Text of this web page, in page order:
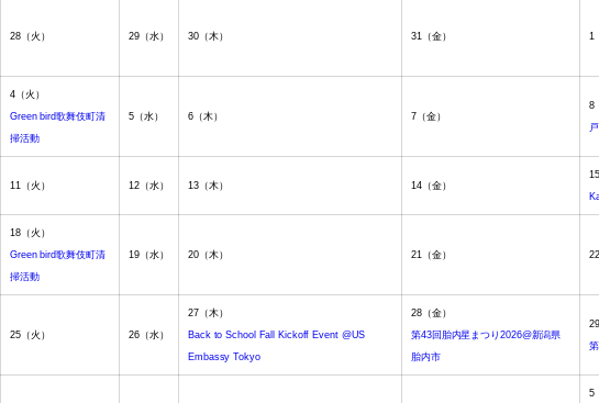
28（火） 29（水） 30（木） 31（金） 1
4（火）
Green bird歌舞伎町清
掃活動
5（水） 6（木） 7（金）
8
11（火） 12（水） 13（木） 14（金）
15
18（火）
Green bird歌舞伎町清
掃活動
19（水） 20（木） 21（金） 22
25（火） 26（水）
27（木）
Back to School Fall Kickoff Event @US
Embassy Tokyo
28（金）
第43回胎内星まつり2026@新潟県
胎内市
29
5